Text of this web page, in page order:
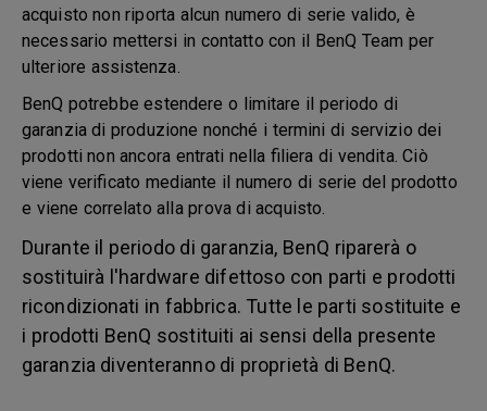
acquisto non riporta alcun numero di serie valido, è
necessario mettersi in contatto con il BenQ Team per
ulteriore assistenza.
BenQ potrebbe estendere o limitare il periodo di
garanzia di produzione nonché i termini di servizio dei
prodotti non ancora entrati nella filiera di vendita. Ciò
viene verificato mediante il numero di serie del prodotto
e viene correlato alla prova di acquisto.
Durante il periodo di garanzia, BenQ riparerà o
sostituirà l'hardware difettoso con parti e prodotti
ricondizionati in fabbrica. Tutte le parti sostituite e
i prodotti BenQ sostituiti ai sensi della presente
garanzia diventeranno di proprietà di BenQ.